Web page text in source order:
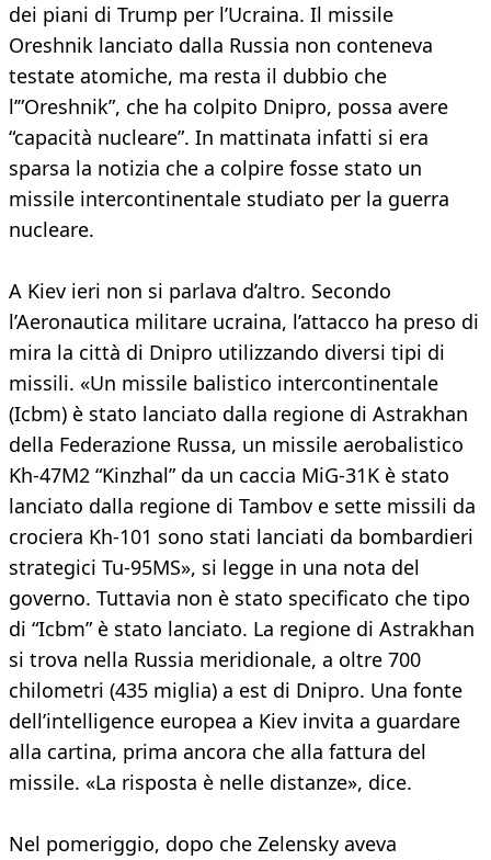
dei piani di Trump per l’Ucraina. Il missile
Oreshnik lanciato dalla Russia non conteneva
testate atomiche, ma resta il dubbio che
l’”Oreshnik”, che ha colpito Dnipro, possa avere
“capacità nucleare”. In mattinata infatti si era
sparsa la notizia che a colpire fosse stato un
missile intercontinentale studiato per la guerra
nucleare.
A Kiev ieri non si parlava d’altro. Secondo
l’Aeronautica militare ucraina, l’attacco ha preso di
mira la città di Dnipro utilizzando diversi tipi di
missili. «Un missile balistico intercontinentale
(Icbm) è stato lanciato dalla regione di Astrakhan
della Federazione Russa, un missile aerobalistico
Kh-47M2 “Kinzhal” da un caccia MiG-31K è stato
lanciato dalla regione di Tambov e sette missili da
crociera Kh-101 sono stati lanciati da bombardieri
strategici Tu-95MS», si legge in una nota del
governo. Tuttavia non è stato specificato che tipo
di “Icbm” è stato lanciato. La regione di Astrakhan
si trova nella Russia meridionale, a oltre 700
chilometri (435 miglia) a est di Dnipro. Una fonte
dell’intelligence europea a Kiev invita a guardare
alla cartina, prima ancora che alla fattura del
missile. «La risposta è nelle distanze», dice.
Nel pomeriggio, dopo che Zelensky aveva